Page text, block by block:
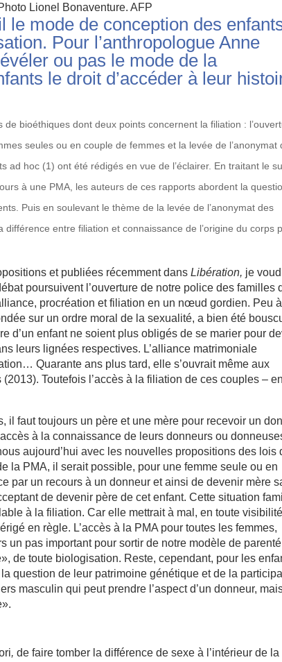
Lionel Bonaventure. AFP
le mode de conception des
Pour l’anthropologue Anne
ou pas le mode de la
le droit d’accéder à leur
bioéthiques dont deux points concernent la filiation :
seules ou en couple de femmes et la levée de l’anonymat
hoc (1) ont été rédigés en vue de l’éclairer. En traitant le
à une PMA, les auteurs de ces rapports abordent la
Puis en soulevant le thème de la levée de l’anonymat des
entre filiation et connaissance de l’origine du corps
et publiées récemment dansLibération, je
poursuivent l’ouverture de notre police des familles
procréation et filiation en un nœud gordien. Peu
sur un ordre moral de la sexualité, a bien été
d’un enfant ne soient plus obligés de se marier pour
leurs lignées respectives. L’alliance matrimoniale
Quarante ans plus tard, elle s’ouvrait même aux
Toutefois l’accès à la filiation de ces couples –
il faut toujours un père et une mère pour recevoir un
à la connaissance de leurs donneurs ou
aujourd’hui avec les nouvelles propositions des lois
la PMA, il serait possible, pour une femme seule ou en
par un recours à un donneur et ainsi de devenir mère
de devenir père de cet enfant. Cette situation
à la filiation. Car elle mettrait à mal, en toute
en règle. L’accès à la PMA pour toutes les femmes,
pas important pour sortir de notre modèle de
de toute biologisation. Reste, cependant, pour les
question de leur patrimoine génétique et de la
masculin qui peut prendre l’aspect d’un donneur,
, de faire tomber la différence de sexe à l’intérieur de la